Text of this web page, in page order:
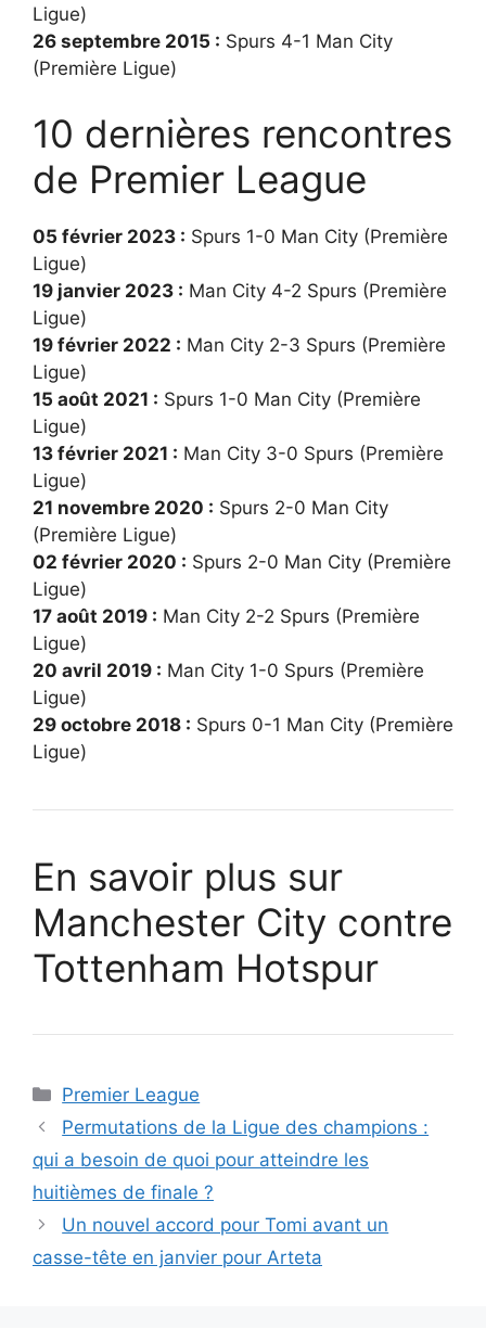
Ligue)
26 septembre 2015 : Spurs 4-1 Man City
(Première Ligue)
10 dernières rencontres
de Premier League
05 février 2023 : Spurs 1-0 Man City (Première
Ligue)
19 janvier 2023 : Man City 4-2 Spurs (Première
Ligue)
19 février 2022 : Man City 2-3 Spurs (Première
Ligue)
15 août 2021 : Spurs 1-0 Man City (Première
Ligue)
13 février 2021 : Man City 3-0 Spurs (Première
Ligue)
21 novembre 2020 : Spurs 2-0 Man City
(Première Ligue)
02 février 2020 : Spurs 2-0 Man City (Première
Ligue)
17 août 2019 : Man City 2-2 Spurs (Première
Ligue)
20 avril 2019 : Man City 1-0 Spurs (Première
Ligue)
29 octobre 2018 : Spurs 0-1 Man City (Première
Ligue)
En savoir plus sur
Manchester City contre
Tottenham Hotspur
Catégories
Premier League
Permutations de la Ligue des champions :
qui a besoin de quoi pour atteindre les
huitièmes de finale ?
Un nouvel accord pour Tomi avant un
casse-tête en janvier pour Arteta